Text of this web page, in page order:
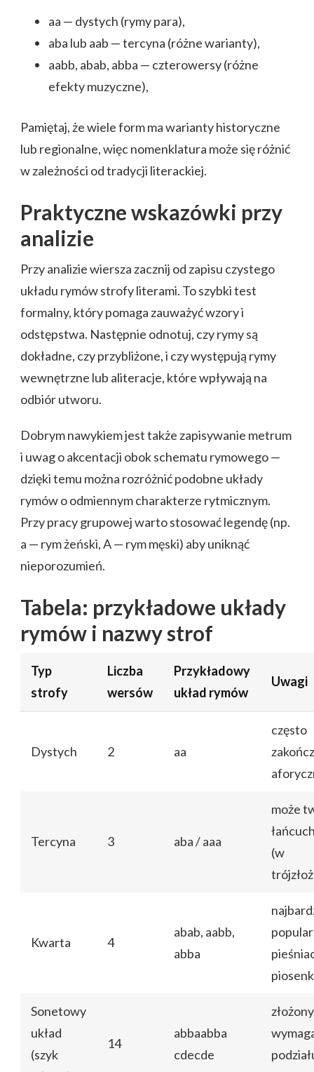
aa — dystych (rymy para),
aba lub aab — tercyna (różne warianty),
aabb, abab, abba — czterowersy (różne
efekty muzyczne),
Pamiętaj, że wiele form ma warianty historyczne
lub regionalne, więc nomenklatura może się różnić
w zależności od tradycji literackiej.
Praktyczne wskazówki przy
analizie
Przy analizie wiersza zacznij od zapisu czystego
układu rymów strofy literami. To szybki test
formalny, który pomaga zauważyć wzory i
odstępstwa. Następnie odnotuj, czy rymy są
dokładne, czy przybliżone, i czy występują rymy
wewnętrzne lub aliteracje, które wpływają na
odbiór utworu.
Dobrym nawykiem jest także zapisywanie metrum
i uwag o akcentacji obok schematu rymowego —
dzięki temu można rozróżnić podobne układy
rymów o odmiennym charakterze rytmicznym.
Przy pracy grupowej warto stosować legendę (np.
a — rym żeński, A — rym męski) aby uniknąć
nieporozumień.
Tabela: przykładowe układy
rymów i nazwy strof
Typ
strofy
Liczba
wersów
Przykładowy
układ rymów
Uwagi
Dystych 2 aa
często
Tercyna 3 aba / aaa
może
(w
Kwarta 4
abab, aabb,
abba
Sonetowy
układ
(szyk
14
abbaabba
cdecde